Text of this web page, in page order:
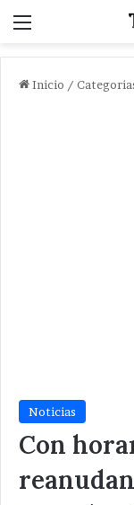
Menu
Inicio /
Noticias
Con